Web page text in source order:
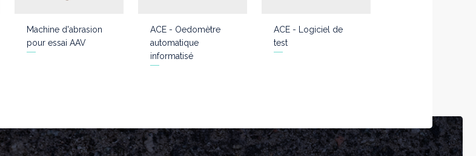
Machine d'abrasion
pour essai AAV
ACE - Oedomètre
automatique
informatisé
ACE - Logiciel de
test